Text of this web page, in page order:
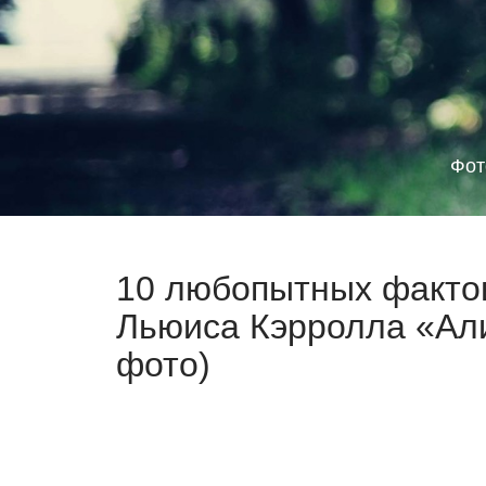
10 любопытных
Льюиса Кэрролла
фото)